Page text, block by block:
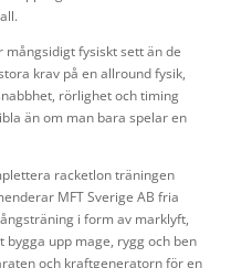
mångsidigt fysiskt sett än de
krav på en allround fysik,
rörlighet och timing
än om man bara spelar en
racketlon träningen
MFT Sverige AB fria
i form av marklyft,
upp mage, rygg och ben
och kraftgeneratorn för en